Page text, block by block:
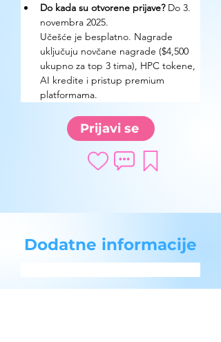
Do kada su otvorene prijave? Do 3.
novembra 2025.
Učešće je besplatno. Nagrade
uključuju novčane nagrade ($4,500
ukupno za top 3 tima), HPC tokene,
AI kredite i pristup premium
platformama.
Prijavi se
Dodatne informacije